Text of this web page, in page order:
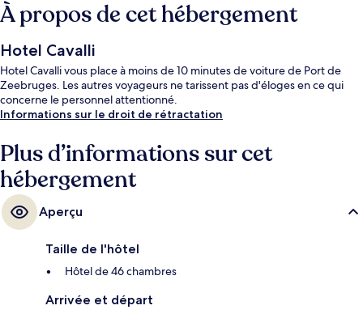
À propos de cet hébergement
Hotel Cavalli
Hotel Cavalli vous place à moins de 10 minutes de voiture de Port de
Zeebruges. Les autres voyageurs ne tarissent pas d'éloges en ce qui
concerne le personnel attentionné.
Informations sur le droit de rétractation
Plus d’informations sur cet
hébergement
Aperçu
Taille de l'hôtel
Hôtel de 46 chambres
Arrivée et départ